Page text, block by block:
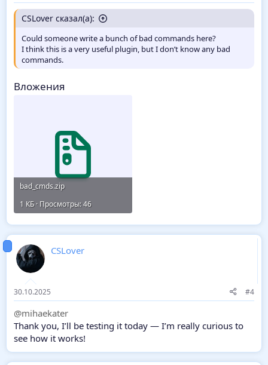
CSLover сказал(а):
Could someone write a bunch of bad commands here?
I think this is a very useful plugin, but I don’t know any bad
commands.
Вложения
bad_cmds.zip
1 КБ · Просмотры: 46
CSLover
30.10.2025 #4
@mihaekater
Thank you, I’ll be testing it today — I’m really curious to
see how it works!